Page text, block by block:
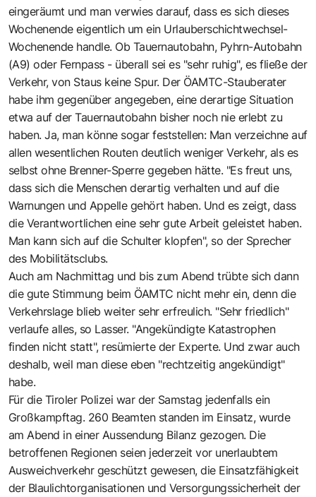
eingeräumt und man verwies darauf, dass es sich dieses
Wochenende eigentlich um ein Urlauberschichtwechsel-
Wochenende handle. Ob Tauernautobahn, Pyhrn-Autobahn
(A9) oder Fernpass - überall sei es "sehr ruhig", es fließe der
Verkehr, von Staus keine Spur. Der ÖAMTC-Stauberater
habe ihm gegenüber angegeben, eine derartige Situation
etwa auf der Tauernautobahn bisher noch nie erlebt zu
haben. Ja, man könne sogar feststellen: Man verzeichne auf
allen wesentlichen Routen deutlich weniger Verkehr, als es
selbst ohne Brenner-Sperre gegeben hätte. "Es freut uns,
dass sich die Menschen derartig verhalten und auf die
Warnungen und Appelle gehört haben. Und es zeigt, dass
die Verantwortlichen eine sehr gute Arbeit geleistet haben.
Man kann sich auf die Schulter klopfen", so der Sprecher
des Mobilitätsclubs.
Auch am Nachmittag und bis zum Abend trübte sich dann
die gute Stimmung beim ÖAMTC nicht mehr ein, denn die
Verkehrslage blieb weiter sehr erfreulich. "Sehr friedlich"
verlaufe alles, so Lasser. "Angekündigte Katastrophen
finden nicht statt", resümierte der Experte. Und zwar auch
deshalb, weil man diese eben "rechtzeitig angekündigt"
habe.
Für die Tiroler Polizei war der Samstag jedenfalls ein
Großkampftag. 260 Beamten standen im Einsatz, wurde
am Abend in einer Aussendung Bilanz gezogen. Die
betroffenen Regionen seien jederzeit vor unerlaubtem
Ausweichverkehr geschützt gewesen, die Einsatzfähigkeit
der Blaulichtorganisationen und Versorgungssicherheit der